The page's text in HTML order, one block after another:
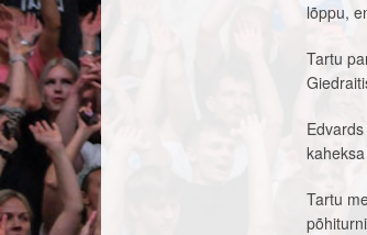
lõppu,
Tartu
Tartu